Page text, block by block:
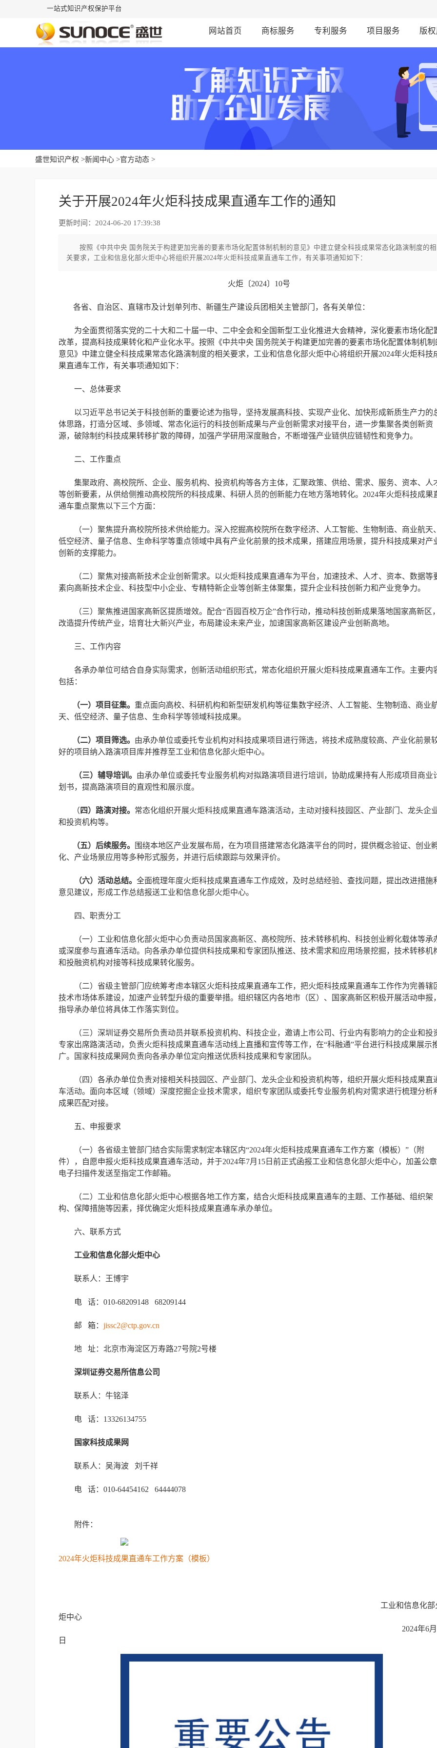
一站式知识产权保护平台
网站首页 商标服务 专利服务 项目服务 版
盛世知识产权 >新闻中心 >官方动态 >
关于开展2024年火炬科技成果直通车工作的通知
更新时间：2024-06-20 17:39:38
按照《中共中央 国务院关于构建更加完善的要素市场化配置体制机制的意见》中建立健全科技成果常态化路演制度的相
关要求，工业和信息化部火炬中心将组织开展2024年火炬科技成果直通车工作，有关事项通知如下：
火炬〔2024〕10号
各省、自治区、直辖市及计划单列市、新疆生产建设兵团相关主管部门，各有关单位：
为全面贯彻落实党的二十大和二十届一中、二中全会和全国新型工业化推进大会精神，深化要素市场化配
改革，提高科技成果转化和产业化水平。 按照《中共中央 国务院关于构建更加完善的要素市场化配置体制机制
意见》中建立健全科技成果常态化路演制度的相关要求，工业和信息化部火炬中心将组织开展2024年火炬科技
果直通车工作，有关事项通知如下：
一、总体要求
以习近平总书记关于科技创新的重要论述为指导，坚持发展高科技、实现产业化、加快形成新质生产力的
体思路，打造分区域、多领域、常态化运行的科技创新成果与产业创新需求对接平台，进一步集聚各类创新资
源，破除制约科技成果转移扩散的障碍，加强产学研用深度融合，不断增强产业链供应链韧性和竞争力。
二、工作重点
集聚政府、高校院所、企业、服务机构、投资机构等各方主体，汇聚政策、供给、需求、服务、资本、人
等创新要素，从供给侧推动高校院所的科技成果、科研人员的创新能力在地方落地转化。2024年火炬科技成果
通车重点聚焦以下三个方面：
（一）聚焦提升高校院所技术供给能力。深入挖掘高校院所在数字经济、人工智能、生物制造、商业航天
低空经济、量子信息、生命科学等重点领域中具有产业化前景的技术成果，搭建应用场景，提升科技成果对产
创新的支撑能力。
（二）聚焦对接高新技术企业创新需求。以火炬科技成果直通车为平台，加速技术、人才、资本、数据等
素向高新技术企业、科技型中小企业、专精特新企业等创新主体聚集，提升企业科技创新力和产业竞争力。
（三）聚焦推进国家高新区提质增效。配合“百园百校万企”合作行动，推动科技创新成果落地国家高新区
改造提升传统产业，培育壮大新兴产业，布局建设未来产业，加速国家高新区建设产业创新高地。
三、工作内容
各承办单位可结合自身实际需求，创新活动组织形式，常态化组织开展火炬科技成果直通车工作。主要内
包括：
（一）项目征集。 重点面向高校、科研机构和新型研发机构等征集数字经济、人工智能、生物制造、商业
天、低空经济、量子信息、生命科学等领域科技成果。
（二）项目筛选。 由承办单位或委托专业机构对科技成果项目进行筛选，将技术成熟度较高、产业化前景
好的项目纳入路演项目库并推荐至工业和信息化部火炬中心。
（三）辅导培训。 由承办单位或委托专业服务机构对拟路演项目进行培训，协助成果持有人形成项目商业
划书，提高路演项目的直观性和展示度。
（ 四）路演对接。 常态化组织开展火炬科技成果直通车路演活动，主动对接科技园区、产业部门、龙头企
和投资机构等。
（五）后续服务。
围绕本地区产业发展布局，在为项目搭建常态化路演平台的同时，提供概念验证、创业
化、产业场景应用等多种形式服务，并进行后续跟踪与效果评价。
（六）活动总结。 全面梳理年度火炬科技成果直通车工作成效，及时总结经验、查找问题，提出改进措施
意见建议，形成工作总结报送工业和信息化部火炬中心。
四、职责分工
（一）工业和信息化部火炬中心负责动员国家高新区、高校院所、技术转移机构、科技创业孵化载体等承
或深度参与直通车活动。向各承办单位提供科技成果和专家团队推送、技术需求和应用场景挖掘，技术转移机
和投融资机构对接等科技成果转化服务。
（二）省级主管部门应统筹考虑本辖区火炬科技成果直通车工作，把火炬科技成果直通车工作作为完善辖
技术市场体系建设，加速产业转型升级的重要举措。组织辖区内各地市（区）、国家高新区积极开展活动申报
指导承办单位将具体工作落实到位。
（三）深圳证券交易所负责动员并联系投资机构、科技企业，邀请上市公司、行业内有影响力的企业和投
专家出席路演活动，负责火炬科技成果直通车活动线上直播和宣传等工作，在“科融通”平台进行科技成果展示
广。国家科技成果网负责向各承办单位定向推送优质科技成果和专家团队。
（四）各承办单位负责对接相关科技园区、产业部门、龙头企业和投资机构等，组织开展火炬科技成果直
车活动。面向本区域（领域）深度挖掘企业技术需求，组织专家团队或委托专业服务机构对需求进行梳理分析
成果匹配对接。
五、申报要求
（一）各省级主管部门结合实际需求制定本辖区内“2024年火炬科技成果直通车工作方案（模板）”（附
件），自愿申报火炬科技成果直通车活动，并于2024年7月15日前正式函报工业和信息化部火炬中心，加盖公
电子扫描件发送至指定工作邮箱。
（二）工业和信息化部火炬中心根据各地工作方案，结合火炬科技成果直通车的主题、工作基础、组织架
构、保障措施等因素，择优确定火炬科技成果直通车承办单位。
六、联系方式
工业和信息化部火炬中心
联系人：王博宇
电 话：010-68209148 68209144
邮 箱： jissc2@ctp.gov.cn
地 址：北京市海淀区万寿路27号院2号楼
深圳证券交易所信息公司
联系人：牛铭泽
电 话：13326134755
国家科技成果网
联系人：吴海波 刘千祥
电 话：010-64454162 64444078
附件：
2024年火炬科技成果直通车工作方案（模板）
工业和信息化部
炬中心
2024年6月
日